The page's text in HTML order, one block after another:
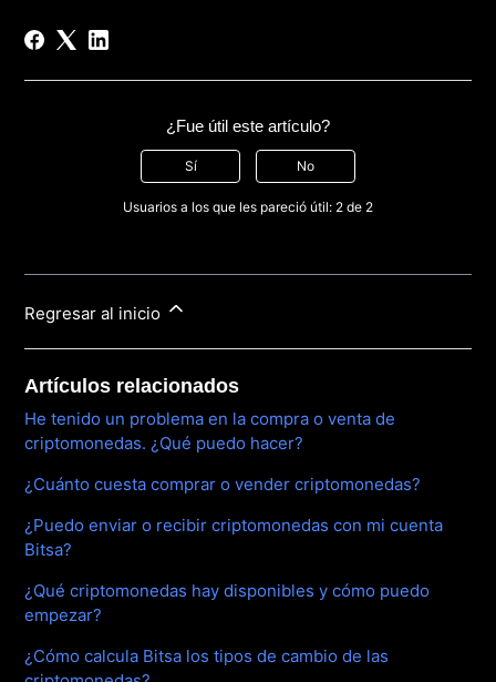
¿Fue útil este artículo?
Sí No
Usuarios a los que les pareció útil: 2 de 2
Regresar al inicio
Artículos relacionados
He tenido un problema en la compra o venta de
criptomonedas. ¿Qué puedo hacer?
¿Cuánto cuesta comprar o vender criptomonedas?
¿Puedo enviar o recibir criptomonedas con mi cuenta
Bitsa?
¿Qué criptomonedas hay disponibles y cómo puedo
empezar?
¿Cómo calcula Bitsa los tipos de cambio de las